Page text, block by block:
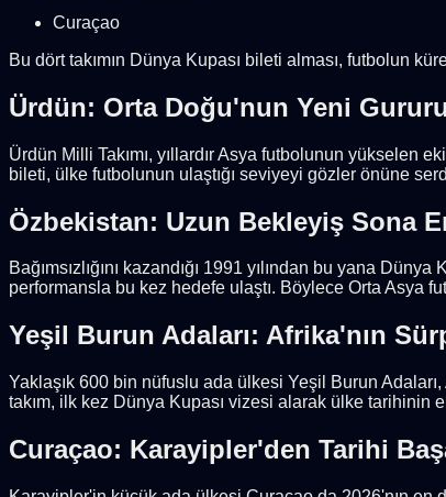
Curaçao
Bu dört takımın Dünya Kupası bileti alması, futbolun
Ürdün: Orta Doğu'nun Yeni Gururu
Ürdün Milli Takımı, yıllardır Asya futbolunun yükselen
bileti, ülke futbolunun ulaştığı seviyeyi gözler önüne
Özbekistan: Uzun Bekleyiş Sona
Bağımsızlığını kazandığı 1991 yılından bu yana
performansla bu kez hedefe ulaştı. Böylece Orta Asya
Yeşil Burun Adaları: Afrika'nın
Yaklaşık 600 bin nüfuslu ada ülkesi Yeşil Burun
takım, ilk kez Dünya Kupası vizesi alarak ülke tarihinin
Curaçao: Karayipler'den Tarihi